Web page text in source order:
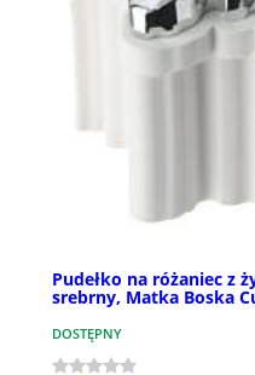
Pudełko na różaniec z
srebrny, Matka Boska
DOSTĘPNY